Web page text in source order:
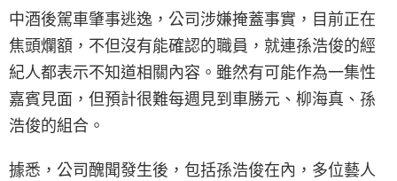
中酒後駕車肇事逃逸，公司涉嫌掩蓋事實，目前正在
焦頭爛額，不但沒有能確認的職員，就連孫浩俊的經
紀人都表示不知道相關內容。雖然有可能作為一集性
嘉賓見面，但預計很難每週見到車勝元、柳海真、孫
浩俊的組合。
據悉，公司醜聞發生後，包括孫浩俊在內，多位藝人